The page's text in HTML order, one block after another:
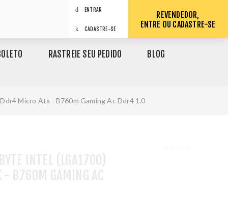
ENTRAR
CADASTRE-SE
REVENDEDOR,
ENTRE OU CADASTRE-SE
RASTREIE SEU PEDIDO BLOG
Micro Atx - B760m Gaming Ac Ddr4 1.0